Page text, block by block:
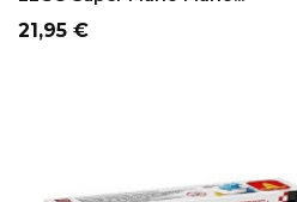
Precio
21,95 €